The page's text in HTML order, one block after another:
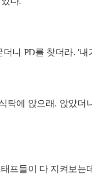
니 PD를 찾더라. '
탁에 앉으래. 앉았더
프들이 다 지켜보